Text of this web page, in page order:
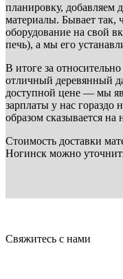
планировку, добавляем
материалы. Бывает так,
оборудование на свой
печь), а мы его
В итоге за
отличный деревянный
доступной цене — мы
зарплаты у нас
образом сказывается на
Стоимость доставки
Ногинск можно
Свяжитесь с нами